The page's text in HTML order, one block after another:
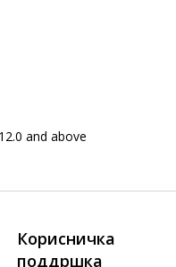
and above
Корисничка
поддршка